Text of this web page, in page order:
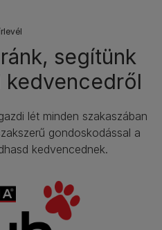
segítünk
lét minden szakaszában
gondoskodással a
kedvencednek.